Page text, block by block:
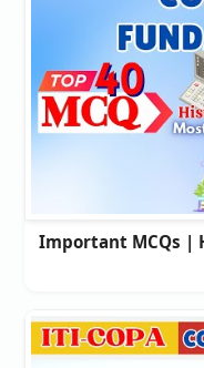
Important MCQs |